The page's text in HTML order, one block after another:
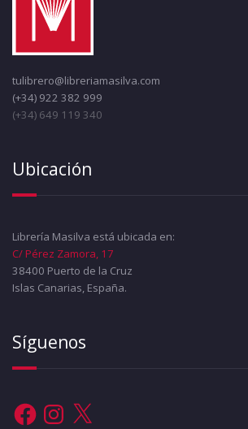
tulibrero@libreriamasilva.com
(+34) 922 382 999
(+34) 649 119 340
Ubicación
Librería Masilva está ubicada en:
C/ Pérez Zamora, 17
38400 Puerto de la Cruz
Islas Canarias, España.
Síguenos
FacebookInstagram
X